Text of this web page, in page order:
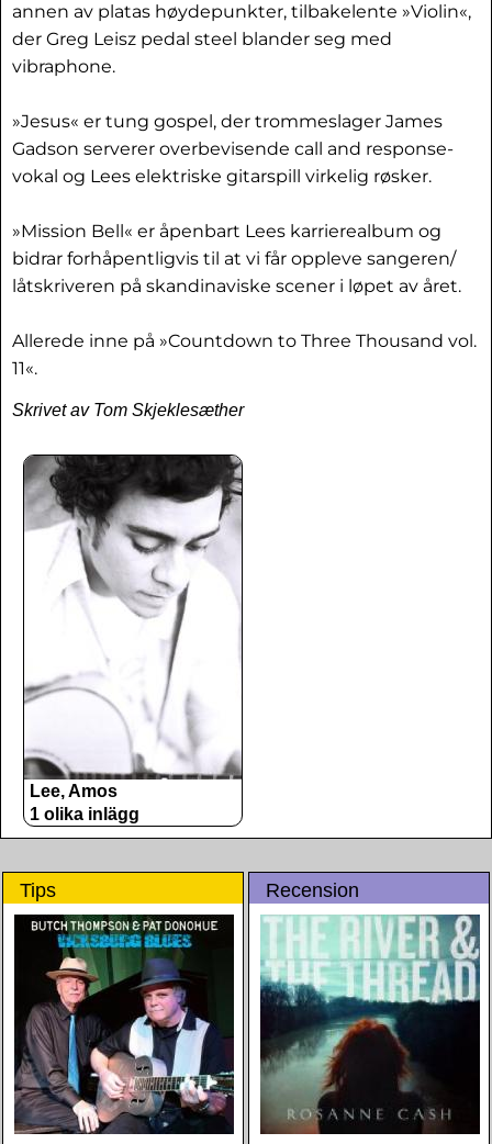
annen av platas høydepunkter, tilbakelente »Violin«,
der Greg Leisz pedal steel blander seg med
vibraphone.
»Jesus« er tung gospel, der trommeslager James
Gadson serverer overbevisende call and response-
vokal og Lees elektriske gitarspill virkelig røsker.
»Mission Bell« er åpenbart Lees karrierealbum og
bidrar forhåpentligvis til at vi får oppleve sangeren/
låtskriveren på skandinaviske scener i løpet av året.
Allerede inne på »Countdown to Three Thousand vol.
11«.
Skrivet av Tom Skjeklesæther
Lee, Amos
1 olika inlägg
Tips Recension